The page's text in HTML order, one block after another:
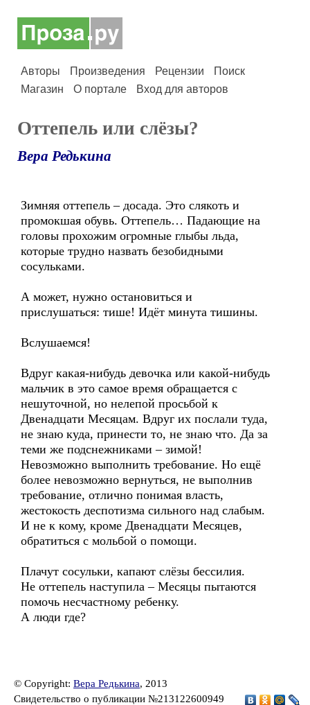
Авторы Произведения Рецензии
Поиск
Магазин
О портале Вход для авторов
Оттепель или слёзы?
Вера Редькина
Зимняя оттепель – досада. Это слякоть и
промокшая обувь. Оттепель… Падающие на
головы прохожим огромные глыбы льда,
которые трудно назвать безобидными
сосульками.
А может, нужно остановиться и
прислушаться: тише! Идёт минута тишины.
Вслушаемся!
Вдруг какая-нибудь девочка или какой-нибудь
мальчик в это самое время обращается с
нешуточной, но нелепой просьбой к
Двенадцати Месяцам. Вдруг их послали туда,
не знаю куда, принести то, не знаю что. Да за
теми же подснежниками – зимой!
Невозможно выполнить требование. Но ещё
более невозможно вернуться, не выполнив
требование, отлично понимая власть,
жестокость деспотизма сильного над слабым.
И не к кому, кроме Двенадцати Месяцев,
обратиться с мольбой о помощи.
Плачут сосульки, капают слёзы бессилия.
Не оттепель наступила – Месяцы пытаются
помочь несчастному ребенку.
А люди где?
© Copyright: Вера Редькина, 2013
Свидетельство о публикации №213122600949